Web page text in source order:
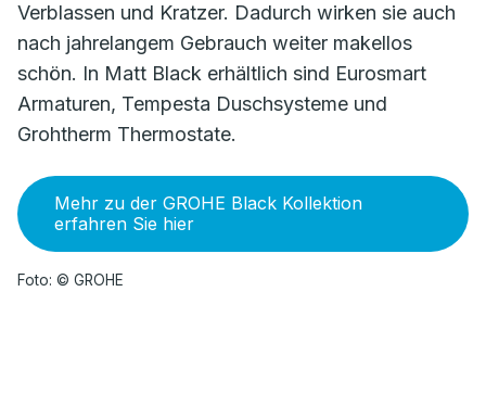
Verblassen und Kratzer. Dadurch wirken sie auch
nach jahrelangem Gebrauch weiter makellos
schön. In Matt Black erhältlich sind Eurosmart
Armaturen, Tempesta Duschsysteme und
Grohtherm Thermostate.
Mehr zu der GROHE Black Kollektion
erfahren Sie hier
Foto: © GROHE